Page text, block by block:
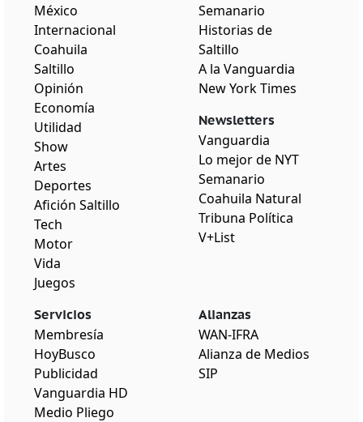
México
Internacional
Coahuila
Saltillo
Opinión
Economía
Utilidad
Show
Artes
Deportes
Afición Saltillo
Tech
Motor
Vida
Juegos
Semanario
Historias de
Saltillo
A la Vanguardia
New York Times
Newsletters
Vanguardia
Lo mejor de NYT
Semanario
Coahuila Natural
Tribuna Política
V+List
Servicios
Membresía
HoyBusco
Publicidad
Vanguardia HD
Medio Pliego
Alianzas
WAN-IFRA
Alianza de Medios
SIP